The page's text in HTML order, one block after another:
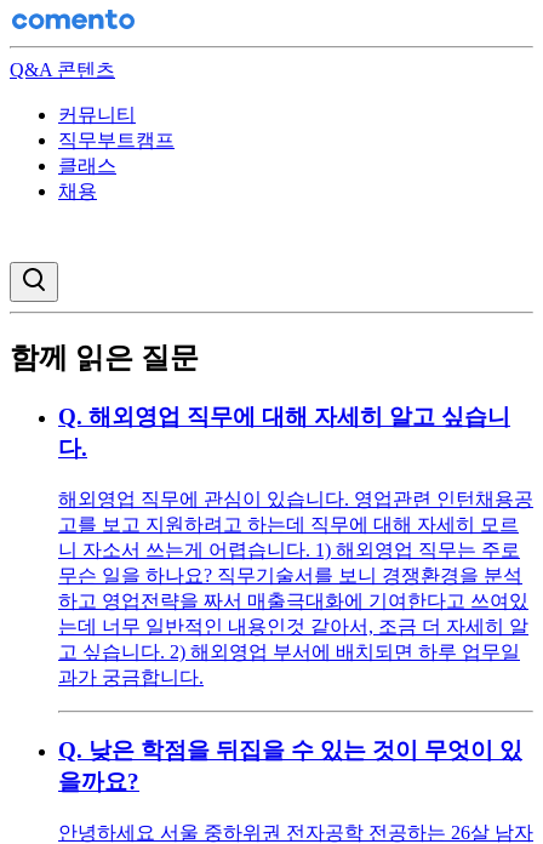
Q&A 콘텐츠
커뮤니티
직무부트캠프
클래스
채용
함께 읽은 질문
Q. 해외영업 직무에 대해 자세히 알고 싶습니
다.
해외영업 직무에 관심이 있습니다. 영업관련 인턴채용공
고를 보고 지원하려고 하는데 직무에 대해 자세히 모르
니 자소서 쓰는게 어렵습니다. 1) 해외영업 직무는 주로
무슨 일을 하나요? 직무기술서를 보니 경쟁환경을 분석
하고 영업전략을 짜서 매출극대화에 기여한다고 쓰여있
는데 너무 일반적인 내용인것 같아서, 조금 더 자세히 알
고 싶습니다. 2) 해외영업 부서에 배치되면 하루 업무일
과가 궁금합니다.
Q. 낮은 학점을 뒤집을 수 있는 것이 무엇이 있
을까요?
안녕하세요 서울 중하위권 전자공학 전공하는 26살 남자